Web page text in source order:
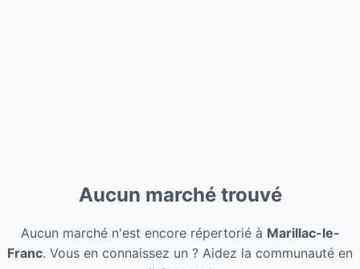
Aucun marché trouvé
Aucun marché n'est encore répertorié à Marillac-le-
Franc. Vous en connaissez un ? Aidez la communauté en